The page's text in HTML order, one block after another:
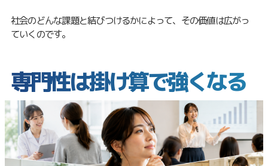
社会のどんな課題と結びつけるかによって、その価値は広がっ
ていくのです。
専門性は掛け算で強くなる